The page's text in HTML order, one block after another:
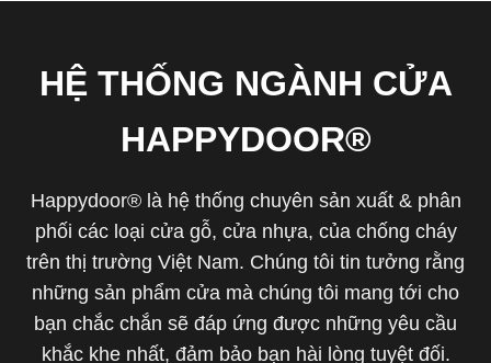
HỆ THỐNG NGÀNH CỬA
HAPPYDOOR®
Happydoor® là hệ thống chuyên sản xuất & phân
phối các loại cửa gỗ, cửa nhựa, của chống cháy
trên thị trường Việt Nam. Chúng tôi tin tưởng rằng
những sản phẩm cửa mà chúng tôi mang tới cho
bạn chắc chắn sẽ đáp ứng được những yêu cầu
khắc khe nhất, đảm bảo bạn hài lòng tuyệt đối.